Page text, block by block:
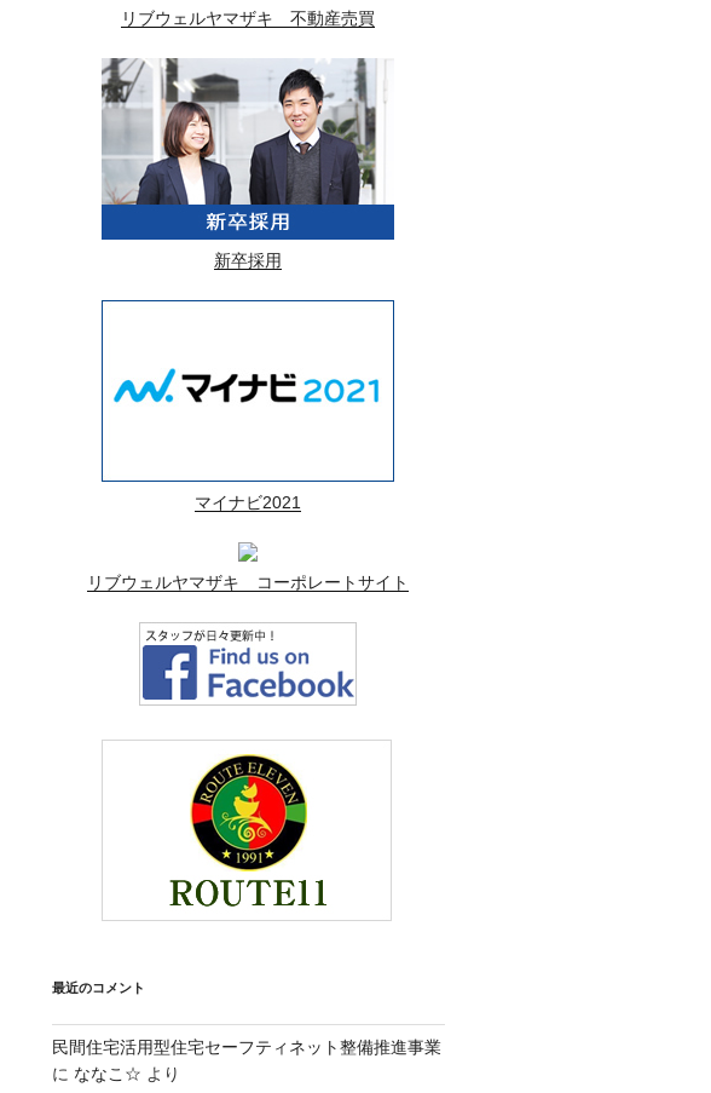
リブウェルヤマザキ 不動産売買
新卒採用
マイナビ2021
リブウェルヤマザキ コーポレートサイト
最近のコメント
民間住宅活用型住宅セーフティネット整備推進事業
に ななこ☆ より